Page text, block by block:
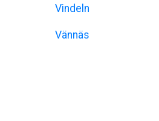
Vindeln
Vännäs